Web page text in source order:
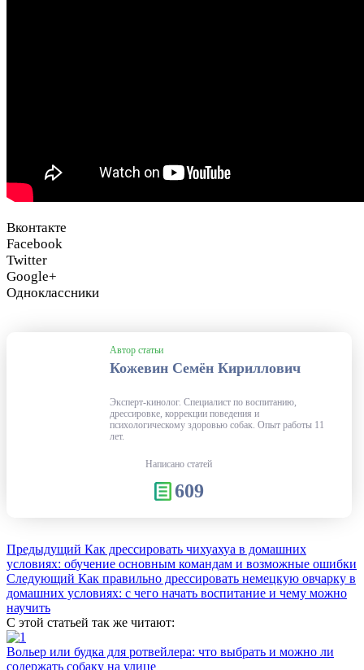
Вконтакте
Facebook
Twitter
Google+
Одноклассники
Автор статьи
Кожевин Семён Кириллович
Эксперт-кинолог. Специалист по воспитанию,
дрессировке, коррекции поведения и
психологическому здоровью собак. Опыт работы 11
лет.
Написано статей
609
Предыдущий Как дрессировать чихуахуа в домашних
условиях: обучение основным командам и возможные ошибки
Следующий Как правильно дрессировать немецкую овчарку в
домашних условиях: с чего начать воспитание и чему можно
научить
С этой статьей так же читают:
Вольер или будка для ротвейлера: что выбрать и можно ли
содержать собаку на улице